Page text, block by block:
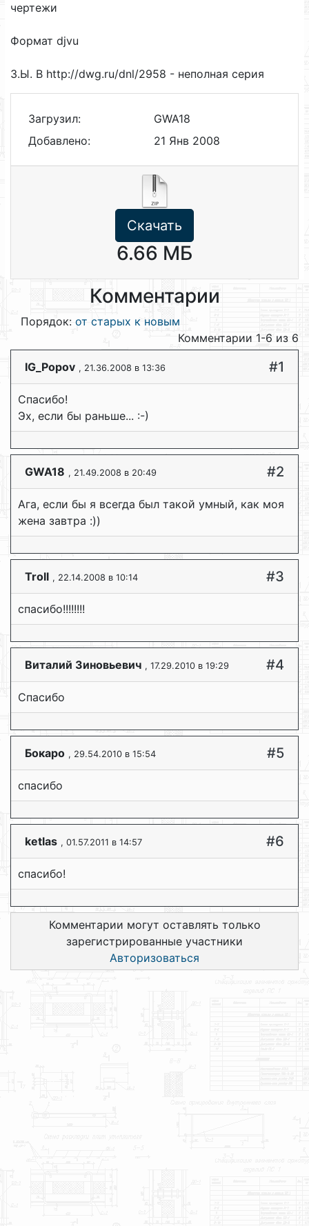
чертежи
Формат djvu
З.Ы. В http://dwg.ru/dnl/2958 - неполная серия
Загрузил:
GWA18
Добавлено:
21 Янв 2008
Скачать
6.66 МБ
Комментарии
Порядок: от старых к новым
Комментарии 1-6 из 6
IG_Popov , 21.36.2008 в 13:36 #1
Спасибо!
Эх, если бы раньше... :-)
GWA18 , 21.49.2008 в 20:49 #2
Ага, если бы я всегда был такой умный, как моя
жена завтра :))
Troll , 22.14.2008 в 10:14 #3
спасибо!!!!!!!!
Виталий Зиновьевич , 17.29.2010 в 19:29 #4
Спасибо
Бокаро , 29.54.2010 в 15:54 #5
спасибо
ketlas , 01.57.2011 в 14:57 #6
спасибо!
Комментарии могут оставлять только
зарегистрированные участники
Авторизоваться